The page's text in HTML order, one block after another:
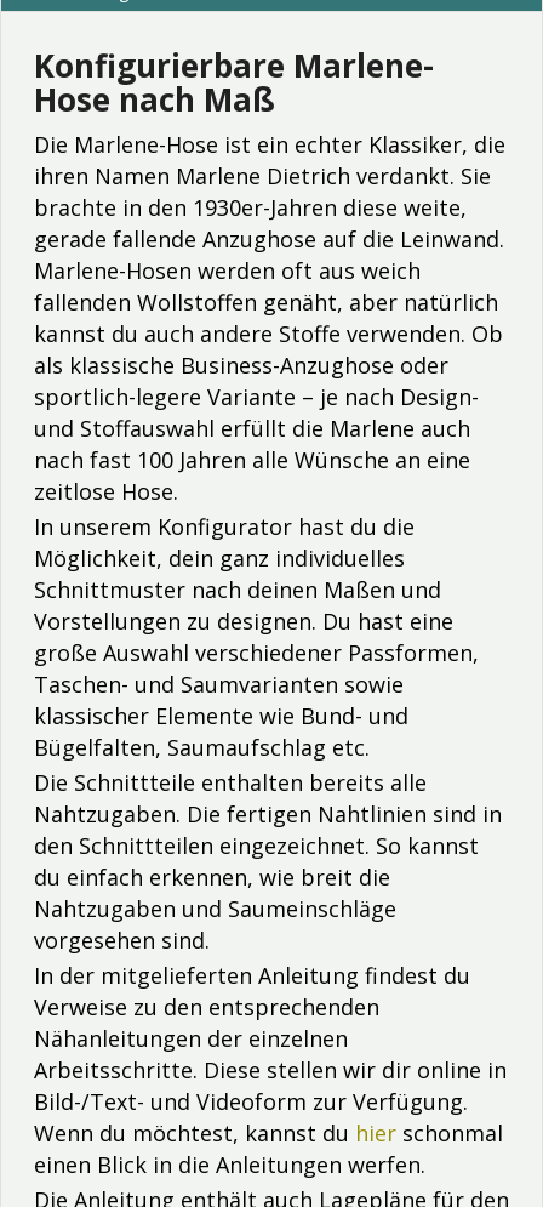
Konfigurierbare Marlene-
Hose nach Maß
Die Marlene-Hose ist ein echter Klassiker, die
ihren Namen Marlene Dietrich verdankt. Sie
brachte in den 1930er-Jahren diese weite,
gerade fallende Anzughose auf die Leinwand.
Marlene-Hosen werden oft aus weich
fallenden Wollstoffen genäht, aber natürlich
kannst du auch andere Stoffe verwenden. Ob
als klassische Business-Anzughose oder
sportlich-legere Variante – je nach Design-
und Stoffauswahl erfüllt die Marlene auch
nach fast 100 Jahren alle Wünsche an eine
zeitlose Hose.
In unserem Konfigurator hast du die
Möglichkeit, dein ganz individuelles
Schnittmuster nach deinen Maßen und
Vorstellungen zu designen. Du hast eine
große Auswahl verschiedener Passformen,
Taschen- und Saumvarianten sowie
klassischer Elemente wie Bund- und
Bügelfalten, Saumaufschlag etc.
Die Schnittteile enthalten bereits alle
Nahtzugaben. Die fertigen Nahtlinien sind in
den Schnittteilen eingezeichnet. So kannst
du einfach erkennen, wie breit die
Nahtzugaben und Saumeinschläge
vorgesehen sind.
In der mitgelieferten Anleitung findest du
Verweise zu den entsprechenden
Nähanleitungen der einzelnen
Arbeitsschritte. Diese stellen wir dir online in
Bild-/Text- und Videoform zur Verfügung.
Wenn du möchtest, kannst du hier schonmal
einen Blick in die Anleitungen werfen.
Die Anleitung enthält auch Lagepläne für den